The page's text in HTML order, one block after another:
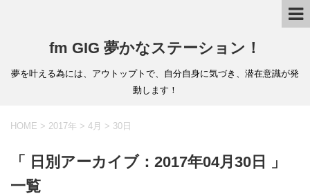
fm GIG 夢かなステーション！
夢を叶える為には、アウトップトで、自分自身に気づき、潜在意識が発
動します！
HOME > 2017年 > 4月 > 30日
「 日別アーカイブ：2017年04月30日 」
一覧